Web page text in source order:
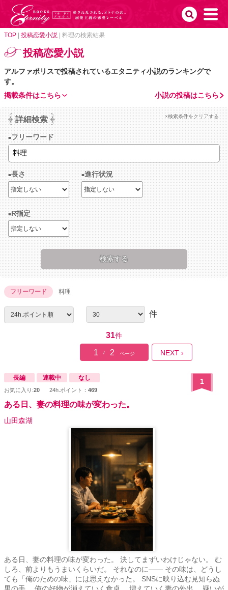
TOP 投稿恋愛小説 料理の検索結果
投稿恋愛小説
アルファポリスで投稿されているエタニティ小説のランキングで
す。
小説の投稿はこちら
掲載条件はこちら
詳細検索 ×検索条件をクリアする
フリーワード
長さ 進行状況
R指定
フリーワード 料理
件
31件
1 / 2 ページ NEXT ›
長編 連載中 なし
お気に入り:20 24h.ポイント： 469
1
ある日、妻の料理の味が変わった。
山田森湖
ある日、妻の料理の味が変わった。 決してまずいわけじゃない。 む
しろ、前よりもうまいくらいだ。 それなのに―― その味は、どうし
ても「俺のための味」には思えなかった。 SNSに映り込む見知らぬ